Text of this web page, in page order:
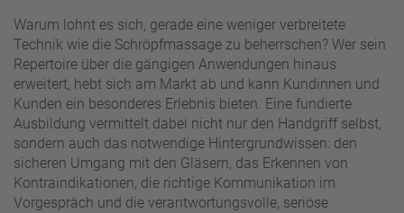
Warum lohnt es sich, gerade eine weniger verbreitete
Technik wie die Schröpfmassage zu beherrschen? Wer sein
Repertoire über die gängigen Anwendungen hinaus
erweitert, hebt sich am Markt ab und kann Kundinnen und
Kunden ein besonderes Erlebnis bieten. Eine fundierte
Ausbildung vermittelt dabei nicht nur den Handgriff selbst,
sondern auch das notwendige Hintergrundwissen: den
sicheren Umgang mit den Gläsern, das Erkennen von
Kontraindikationen, die richtige Kommunikation im
Vorgespräch und die verantwortungsvolle, seriöse